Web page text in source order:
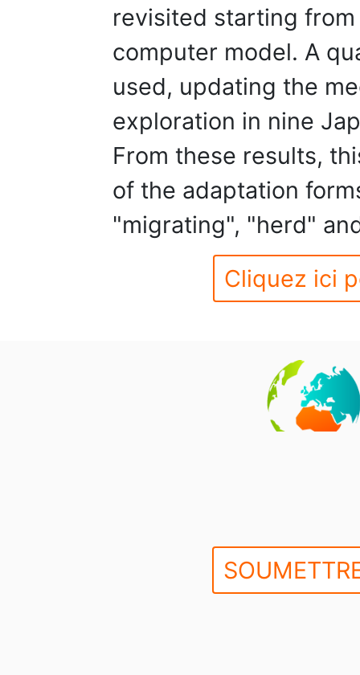
revisited starting from
computer model. A
used, updating the
exploration in nine
From these results,
of the adaptation
"migrating", "herd"
Cliquez ici